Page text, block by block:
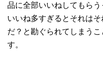
品に全部いいねしてもら
いいね多すぎるとそれは
だ？と勘ぐられてしまう
す。